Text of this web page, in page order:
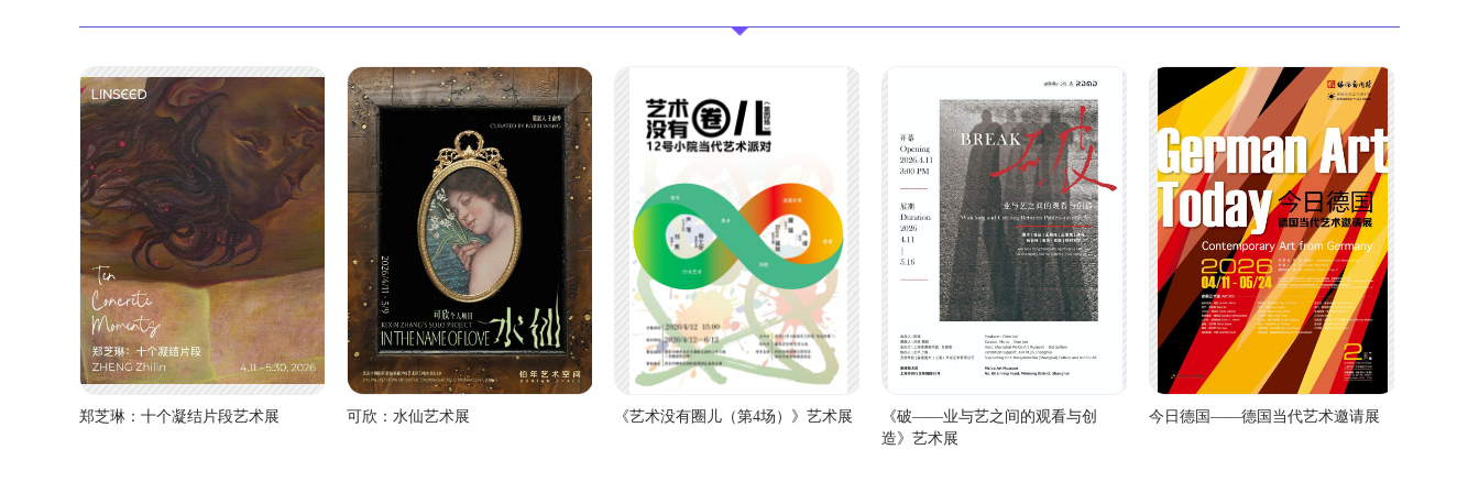
郑芝琳：十个凝结片段艺术展 可欣：水仙艺术展 《艺术没有圈儿（第4场）》艺术展
《破——业与艺之间的观看与创
造》艺术展
今日德国——德国当代艺术邀请展